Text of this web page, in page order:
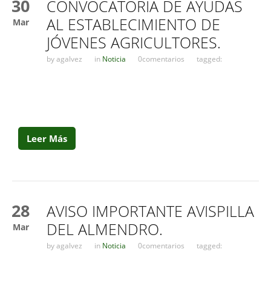
30
Mar
CONVOCATORIA DE AYUDAS
AL ESTABLECIMIENTO DE
JÓVENES AGRICULTORES.
byagalvez in Noticia 0comentarios tagged:
Leer Más
28
Mar
AVISO IMPORTANTE AVISPILLA
DEL ALMENDRO.
byagalvez in Noticia 0comentarios tagged: